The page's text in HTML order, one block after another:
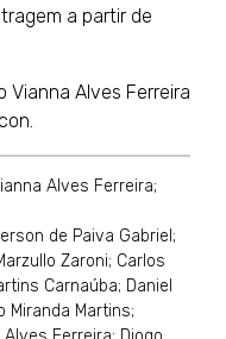
a partir de
Alves Ferreira
Alves Ferreira;
de Paiva Gabriel;
Zaroni; Carlos
Carnaúba; Daniel
Miranda Martins;